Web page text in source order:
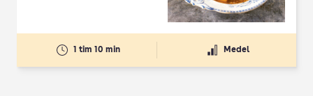
1 tim 10 min Medel